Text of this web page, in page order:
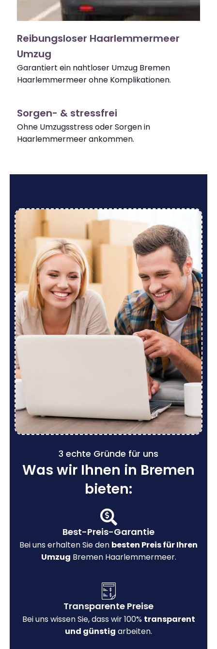
Reibungsloser Haarlemmermeer
Umzug
Garantiert ein nahtloser Umzug Bremen
Haarlemmermeer ohne Komplikationen.
Sorgen- & stressfrei
Ohne Umzugsstress oder Sorgen in
Haarlemmermeer ankommen.
3 echte Gründe für uns
Was wir Ihnen in Bremen
bieten:
Best-Preis-Garantie
Bei uns erhalten Sie den besten Preis für Ihren
Umzug Bremen Haarlemmermeer.
Transparente Preise
Bei uns wissen Sie, dass wir 100% transparent
und günstig arbeiten.